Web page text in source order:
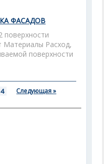
ФАСАДОВ
поверхности
Материалы Расход,
поверхности
4 Следующая »